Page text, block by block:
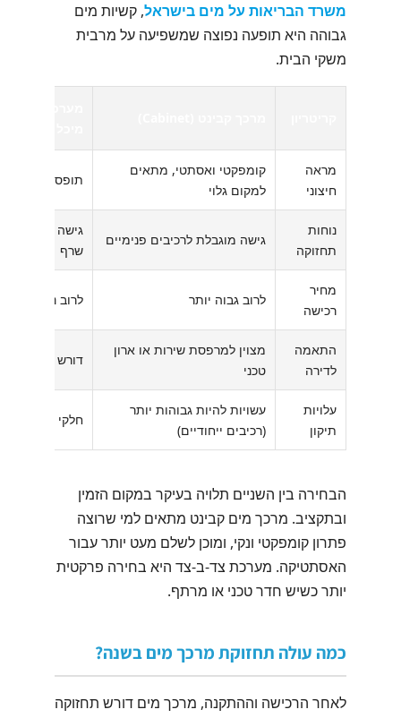
משרד הבריאות על מים בישראל, קשיות מים
גבוהה היא תופעה נפוצה שמשפיעה על מרבית
משקי הבית.
מראה
חיצוני
קומפקטי ואסתטי, מתאים
למקום גלוי
תופס יותר
נוחות
תחזוקה
גישה מוגבלת לרכיבים פנימיים
גישה קלה
שרף
מחיר
רכישה
לרוב גבוה יותר לרוב נמוך יותר
התאמה
לדירה
מצוין למרפסת שירות או ארון
טכני
דורש שטח
עלויות
תיקון
עשויות להיות גבוהות יותר
(רכיבים ייחודיים)
חלקי חילוף
הבחירה בין השניים תלויה בעיקר במקום הזמין
ובתקציב. מרכך מים קבינט מתאים למי שרוצה
פתרון קומפקטי ונקי, ומוכן לשלם מעט יותר עבור
האסתטיקה. מערכת צד-ב-צד היא בחירה פרקטית
יותר כשיש חדר טכני או מרתף.
כמה עולה תחזוקת מרכך מים בשנה?
לאחר הרכישה וההתקנה, מרכך מים דורש תחזוקה